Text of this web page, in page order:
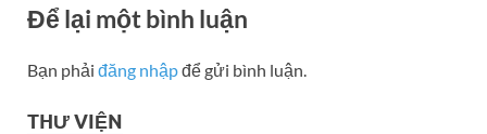
Để lại một bình luận
Bạn phải đăng nhậpđể gửi bình luận.
THƯ VIỆN